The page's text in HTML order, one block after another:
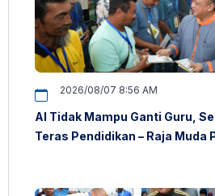
2026/08/07 8:56 AM
AI Tidak Mampu Ganti Guru,
Teras Pendidikan – Raja Muda